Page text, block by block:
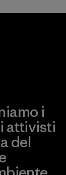
i
attivisti
del